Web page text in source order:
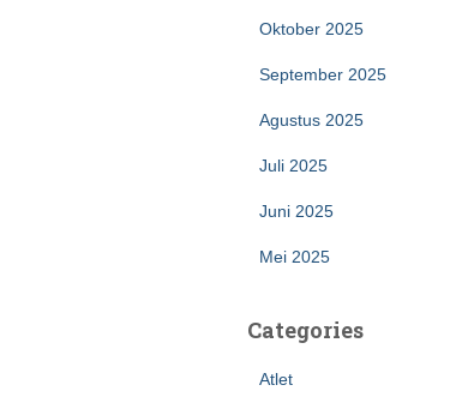
Oktober 2025
September 2025
Agustus 2025
Juli 2025
Juni 2025
Mei 2025
Categories
Atlet